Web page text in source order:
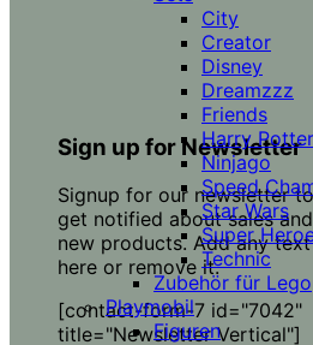
Sign up for Newsletter
Signup for our newsletter to
get notified about sales and
new products. Add any text
here or remove it.
[contact-form-7 id="7042"
title="Newsletter Vertical"]
City
Creator
Disney
Dreamzzz
Friends
Harry Potter
Ninjago
Speed
Star Wars
Super
Technic
Zubehör für Lego
Playmobil
Figuren